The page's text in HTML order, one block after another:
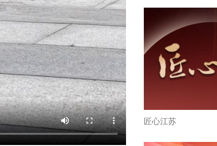
匠心江苏